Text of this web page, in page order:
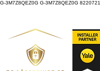
G-3M7Z8QEZ0G G-3M7Z8QEZ0G